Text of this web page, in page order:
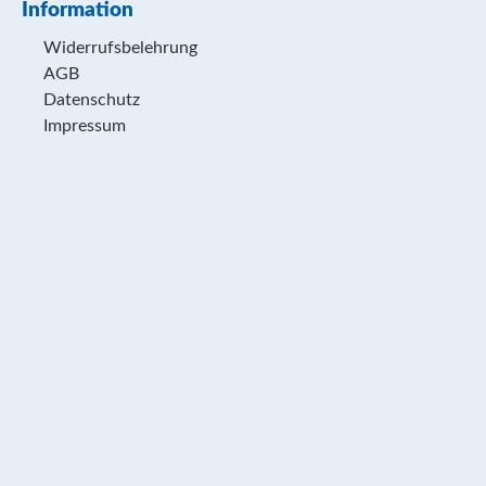
Information
Widerrufsbelehrung
AGB
Datenschutz
Impressum